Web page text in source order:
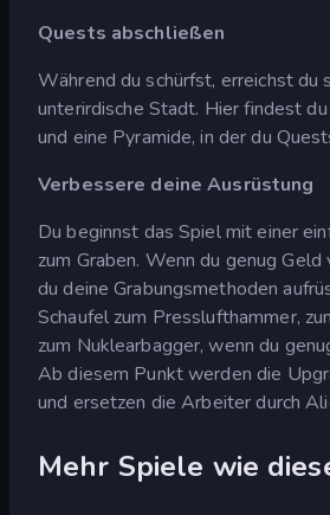
Quests abschließen
Während du schürfst, erreichst du
unterirdische Stadt. Hier findest
und eine Pyramide, in der du
Verbessere deine Ausrüstung
Du beginnst das Spiel mit einer
zum Graben. Wenn du genug
du deine Grabungsmethoden
Schaufel zum Presslufthammer,
zum Nuklearbagger, wenn du
Ab diesem Punkt werden die
und ersetzen die Arbeiter durch
Mehr Spiele wie